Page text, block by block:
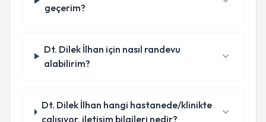
geçerim?
Dt. Dilek İlhan için nasıl randevu
alabilirim?
Dt. Dilek İlhan hangi hastanede/klinikte
çalışıyor, iletişim bilgileri nedir?